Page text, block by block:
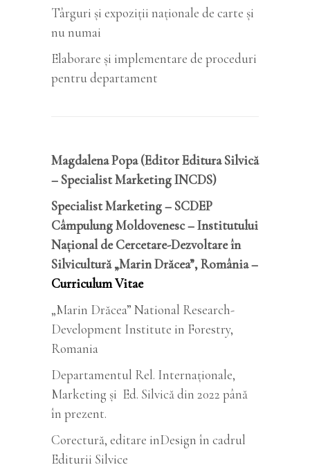
Târguri și expoziții naționale de carte și
nu numai
Elaborare și implementare de proceduri
pentru departament
Magdalena Popa (Editor Editura Silvică
– Specialist Marketing INCDS)
Specialist Marketing – SCDEP
Câmpulung Moldovenesc – Institutului
Național de Cercetare-Dezvoltare în
Silvicultură „Marin Drăcea”, România –
Curriculum Vitae
„Marin Drăcea” National Research-
Development Institute in Forestry,
Romania
Departamentul Rel. Internaționale,
Marketing și Ed. Silvică din 2022 până
în prezent.
Corectură, editare inDesign în cadrul
Editurii Silvice